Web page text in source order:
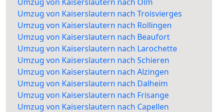
Umzug von Kaiserslautern nach Troisvierges
Umzug von Kaiserslautern nach Rollingen
Umzug von Kaiserslautern nach Beaufort
Umzug von Kaiserslautern nach Larochette
Umzug von Kaiserslautern nach Schieren
Umzug von Kaiserslautern nach Alzingen
Umzug von Kaiserslautern nach Dalheim
Umzug von Kaiserslautern nach Frisange
Umzug von Kaiserslautern nach Capellen